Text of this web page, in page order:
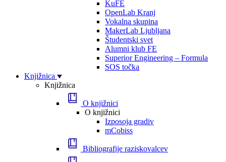
KuFE
OpenLab Kranj
Vokalna skupina
MakerLab Ljubljana
Študentski svet
Alumni klub FE
Superior Engineering – Formula
SOS točka
Knjižnica
Knjižnica
O knjižnici
O knjižnici
Izposoja gradiv
mCobiss
Bibliografije raziskovalcev